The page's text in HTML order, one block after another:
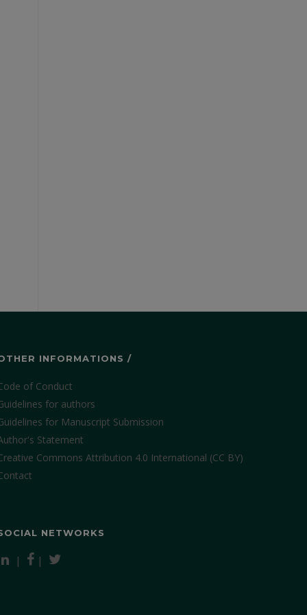
INFORMATIONS /
of Conduct
for authors
for Manuscript Submission
Statement
Commons Attribution 4.0 International (CC BY)
NETWORKS
| |